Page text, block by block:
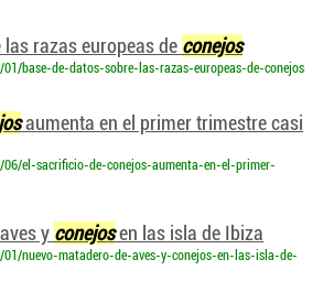
razas europeas de conejos
base-de-datos-sobre-las-razas-europeas-de-conejos
aumenta en el primer trimestre casi
el-sacrificio-de-conejos-aumenta-en-el-primer-
y conejosen las isla de Ibiza
nuevo-matadero-de-aves-y-conejos-en-las-isla-de-